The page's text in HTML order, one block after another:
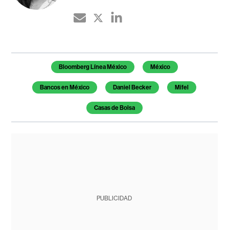
Temas de este artículo
Bloomberg Línea México México
Bancos en México Daniel Becker Mifel
Casas de Bolsa
PUBLICIDAD